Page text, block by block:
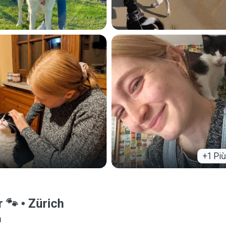
+1 Più
🐾 Zürich